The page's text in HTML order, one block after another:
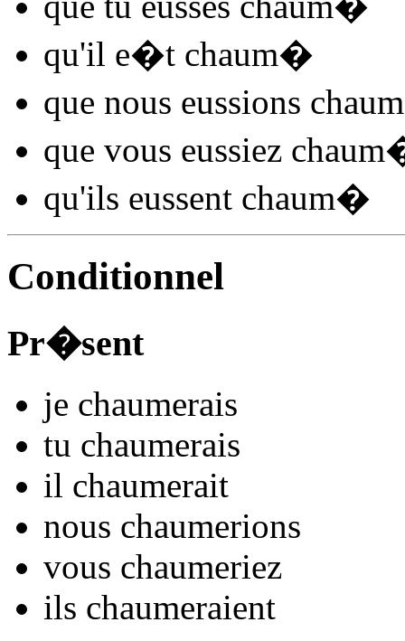
qu'il e�t chaum�
que nous eussions chaum
que vous eussiez chaum
qu'ils eussent chaum�
Conditionnel
Pr�sent
je chaumerais
tu chaumerais
il chaumerait
nous chaumerions
vous chaumeriez
ils chaumeraient